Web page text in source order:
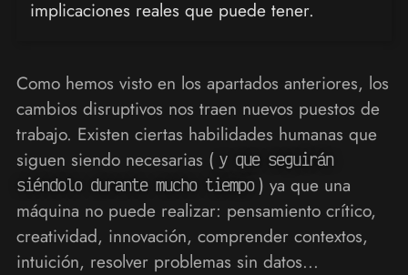
implicaciones reales que puede tener.
Como hemos visto en los apartados anteriores, los
cambios disruptivos nos traen nuevos puestos de
trabajo. Existen ciertas habilidades humanas que
siguen siendo necesarias ( y que seguirán
siéndolo durante mucho tiempo ) ya que una
máquina no puede realizar: pensamiento crítico,
creatividad, innovación, comprender contextos,
intuición, resolver problemas sin datos...